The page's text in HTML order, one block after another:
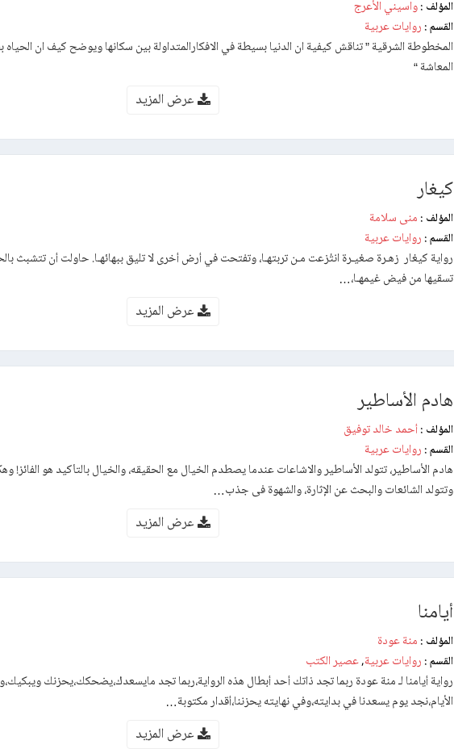
المؤلف :واسيني الأعرج
القسم : روايات عربية
المخطوطة الشرقية ” تناقش كيفية ان الدنيا بسيطة في الافكارالمتداولة بين سكانها ويوضح كيف ان
المعاشة “
عرض المزيد
كيغار
المؤلف : منى سلامة
القسم : روايات عربية
رواية كيغار زهـرة صغيـرة انتُزعت مـن تربتهـا، وتفتحت في أرض أخرى لا تليق ببهائهـا. حاولت أن تتشبث
تسقيها من فيض غيمهـا،…
عرض المزيد
هادم الأساطير
المؤلف :أحمد خالد توفيق
القسم : روايات عربية
هادم الأساطير، تتولد الأساطير والاشاعات عندما يصطدم الخيال مع الحقيقه، والخيال بالتأكيد هو الفائز!
وتتولد الشائعات والبحث عن الإثارة، والشهوة فى جذب…
عرض المزيد
أيامنا
المؤلف : منة عودة
القسم : روايات عربية,عصير الكتب
رواية أيامنا لـ منة عودة ربما تجد ذاتك أحد أبطال هذه الرواية،ربما تجد مايسعدك،يضحكك،يحزنك
الأيام،نجد يوم يسعدنا في بدايته،وفي نهايته يحزننا،أقدار مكتوبة…
عرض المزيد